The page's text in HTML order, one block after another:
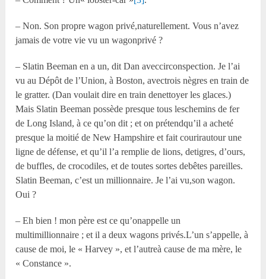
– Non. Son propre wagon privé,naturellement. Vous n’avez
jamais de votre vie vu un wagonprivé ?
– Slatin Beeman en a un, dit Dan aveccirconspection. Je l’ai
vu au Dépôt de l’Union, à Boston, avectrois nègres en train de
le gratter. (Dan voulait dire en train denettoyer les glaces.)
Mais Slatin Beeman possède presque tous leschemins de fer
de Long Island, à ce qu’on dit ; et on prétendqu’il a acheté
presque la moitié de New Hampshire et fait courirautour une
ligne de défense, et qu’il l’a remplie de lions, detigres, d’ours,
de buffles, de crocodiles, et de toutes sortes debêtes pareilles.
Slatin Beeman, c’est un millionnaire. Je l’ai vu,son wagon.
Oui ?
– Eh bien ! mon père est ce qu’onappelle un
multimillionnaire ; et il a deux wagons privés.L’un s’appelle, à
cause de moi, le « Harvey », et l’autreà cause de ma mère, le
« Constance ».